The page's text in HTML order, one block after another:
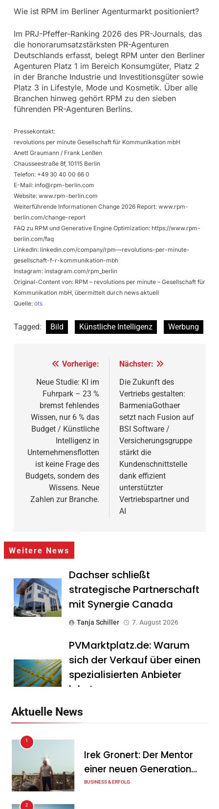
Wie ist RPM im Berliner Agenturmarkt positioniert?
Im PRJ-Pfeffer-Ranking 2026 des PR-Journals, das
die honorarumsatzstärksten PR-Agenturen
Deutschlands erfasst, belegt RPM unter den Berliner
Agenturen Platz 1 im Bereich Konsumgüter, Platz 2
in der Branche Industrie und Investitionsgüter sowie
Platz 3 in Lifestyle, Mode und Kosmetik. Über alle
Branchen hinweg gehört RPM zu den sieben
führenden PR-Agenturen Berlins.
Pressekontakt:
revolutions per minute Gesellschaft für Kommunikation mbH
Anett Graumann / Frank Lenßen
Chausseestraße 8f, 10115 Berlin
Telefon: +49 30 40 00 66 0
E-Mail: info@rpm-berlin.com
Website: www.rpm-berlin.com
Weiterführende Informationen Change 2026 Report: www.rpm-
berlin.com/change-report
FAQ zu RPM und Generative Engine Optimization: https://www.rpm-
berlin.com/faq
LinkedIn: linkedin.com/company/rpm—revolutions-per-minute-
gesellschaft-f-r-kommunikation-mbh
Instagram: instagram.com/rpm_berlin
Original-Content von: RPM – revolutions per minute – Gesellschaft für
Kommunikation mbH, übermittelt durch news aktuell
Quelle: ots
Tagged: Bild Künstliche Intelligenz Werbung
Beitragsnavigation
Vorherige:
Neue Studie: KI im
Fuhrpark – 23 %
bremst fehlendes
Wissen, nur 6 % das
Budget / Künstliche
Intelligenz in
Unternehmensflotten
ist keine Frage des
Budgets, sondern des
Wissens. Neue
Zahlen zur Branche.
Nächster:
Die Zukunft des
Vertriebs gestalten:
BarmeniaGothaer
setzt nach Fusion auf
BSI Software /
Versicherungsgruppe
stärkt die
Kundenschnittstelle
dank effizient
unterstützter
Vertriebspartner und
AI
Weitere News
Dachser schließt
strategische Partnerschaft
mit Synergie Canada
Tanja Schiller 7. August 2026
PVMarktplatz.de: Warum
sich der Verkauf über einen
spezialisierten Anbieter
lohnt
Mitarbeitergespräch pro
Jahr nichts verändert – und
was stattdessen
Verbindlichkeit schafft
Aktuelle News
1
Irek Gronert: Der Mentor
einer neuen Generation
von Unternehmern
BUSINESS & ERFOLG
2